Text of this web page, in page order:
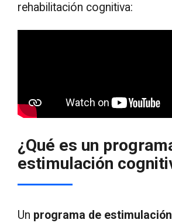
rehabilitación cognitiva:
¿Qué es un
estimulación
Un programa de